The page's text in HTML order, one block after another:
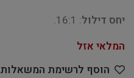
יחס דילול: 16:1.
המלאי אזל
הוסף לרשימת המשאלות